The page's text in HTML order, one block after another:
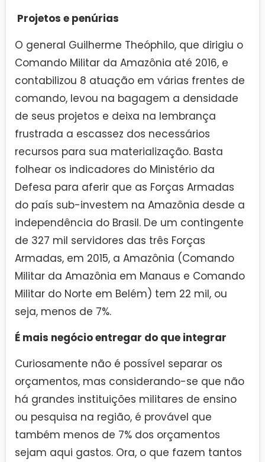
Projetos e penúrias
O general Guilherme Theóphilo, que dirigiu o
Comando Militar da Amazônia até 2016, e
contabilizou 8 atuação em várias frentes de
comando, levou na bagagem a densidade
de seus projetos e deixa na lembrança
frustrada a escassez dos necessários
recursos para sua materialização. Basta
folhear os indicadores do Ministério da
Defesa para aferir que as Forças Armadas
do país sub-investem na Amazônia desde a
independência do Brasil. De um contingente
de 327 mil servidores das três Forças
Armadas, em 2015, a Amazônia (Comando
Militar da Amazônia em Manaus e Comando
Militar do Norte em Belém) tem 22 mil, ou
seja, menos de 7%.
É mais negócio entregar do que integrar
Curiosamente não é possível separar os
orçamentos, mas considerando-se que não
há grandes instituições militares de ensino
ou pesquisa na região, é provável que
também menos de 7% dos orçamentos
sejam aqui gastos. Ora, o que fazem tantos